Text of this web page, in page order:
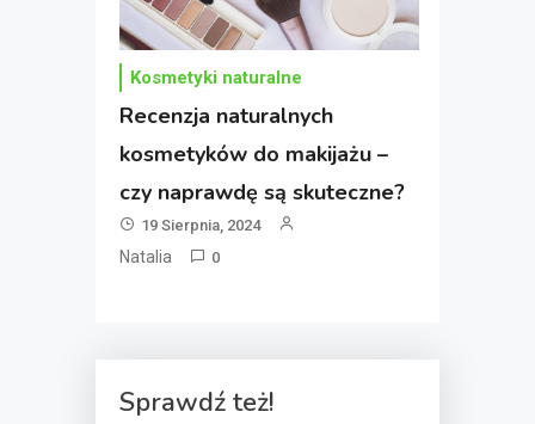
Kosmetyki naturalne
Recenzja naturalnych
kosmetyków do makijażu –
czy naprawdę są skuteczne?
19 Sierpnia, 2024
Natalia 0
Sprawdź też!